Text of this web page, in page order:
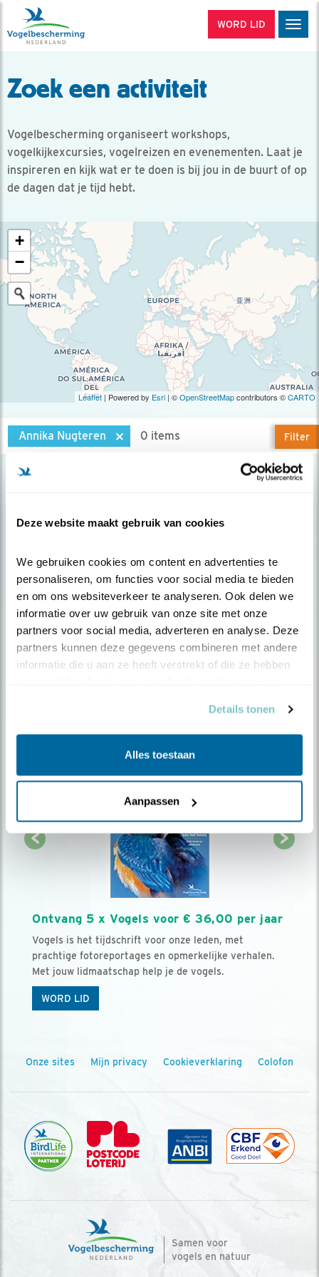
Deze website maakt gebruik van cookies
We gebruiken cookies om content en advertenties te
personaliseren, om functies voor social media te bieden
en om ons websiteverkeer te analyseren. Ook delen we
informatie over uw gebruik van onze site met onze
partners voor social media, adverteren en analyse. Deze
partners kunnen deze gegevens combineren met andere
informatie die u aan ze heeft verstrekt of die ze hebben
Details tonen
Alles toestaan
Aanpassen
WORD LID
Zoek een activiteit
Vogelbescherming organiseert workshops,
vogelkijkexcursies, vogelreizen en evenementen. Laat je
inspireren en kijk wat er te doen is bij jou in de buurt of op
de dagen dat je tijd hebt.
+
−
Leaflet | Powered by Esri | ©OpenStreetMapcontributors ©CARTO
Annika Nugteren 0 items Filter
Geen resultaten.
Op de hoogte blijven?
Meld je aan en ontvang nieuws, inspiratie, acties en tips
over vogels en activiteiten van Vogelbescherming.
AANMELDEN VOGELNIEUWS
Volg ons via social media
Ontvang 5 x Vogels voor € 36,00 per jaar
Vogels is het tijdschrift voor onze leden, met
prachtige fotoreportages en opmerkelijke verhalen.
Met jouw lidmaatschap help je de vogels.
WORD LID
Onze sites Mijn privacy Cookieverklaring Colofon
Samen voor
vogels en natuur